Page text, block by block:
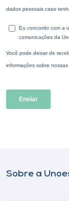
Sobre a